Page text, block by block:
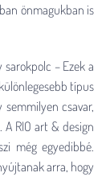
önmagukban is
– Ezek a
típus
csavar,
RIO art & design
még egyedibbé.
arra, hogy